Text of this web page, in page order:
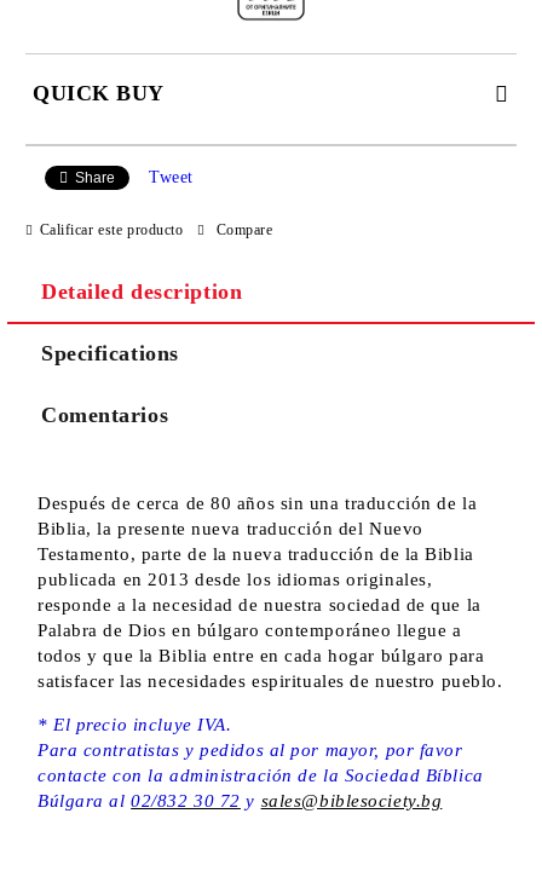
QUICK BUY
I agree to Privacy Policy
We will contact you to finalize the order
Share Tweet
Calificar este producto Compare
Detailed description
Specifications
Comentarios
Después de cerca de 80 años sin una traducción de la
Biblia, la presente nueva traducción del Nuevo
Testamento, parte de la nueva traducción de la Biblia
publicada en 2013 desde los idiomas originales,
responde a la necesidad de nuestra sociedad de que la
Palabra de Dios en búlgaro contemporáneo llegue a
todos y que la Biblia entre en cada hogar búlgaro para
satisfacer las necesidades espirituales de nuestro pueblo.
* El precio incluye IVA.
Para contratistas y pedidos al por mayor, por favor
contacte con la administración de la Sociedad Bíblica
Búlgara al02/832 30 72 y sales@biblesociety.bg